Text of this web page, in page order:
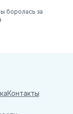
боролась за
Контакты